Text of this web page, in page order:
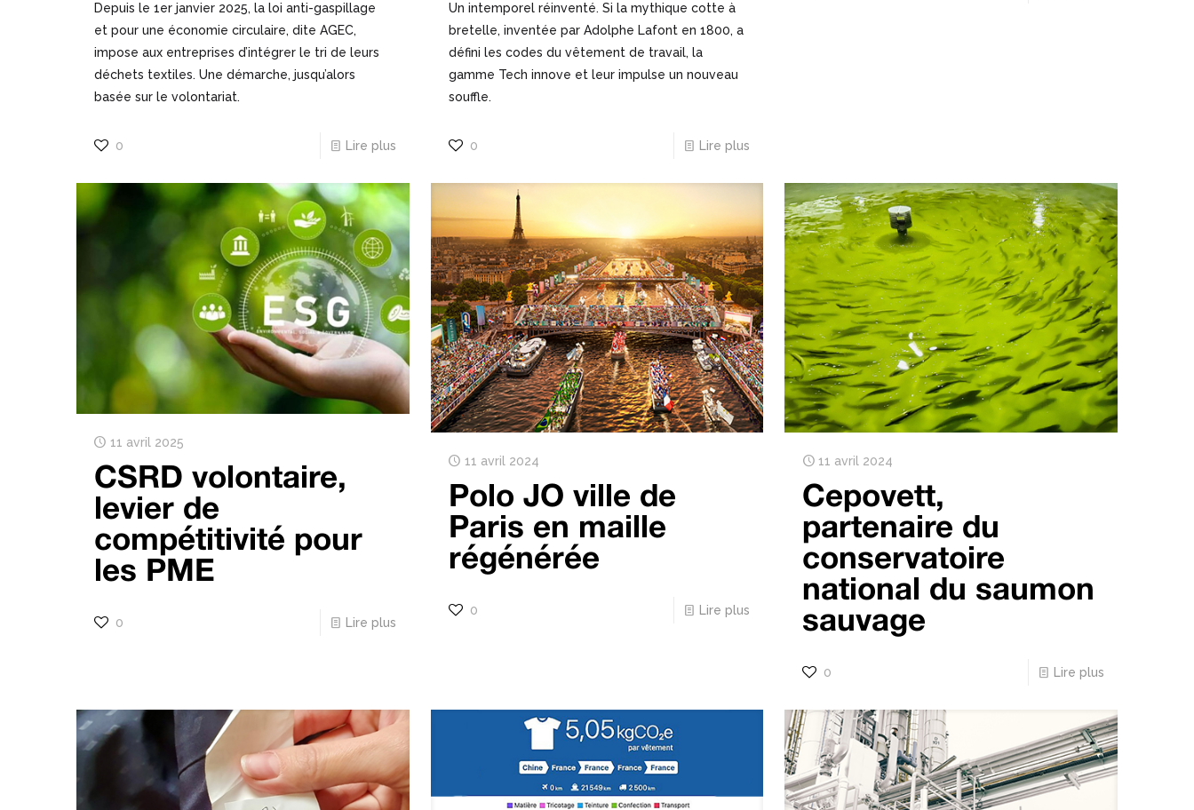
Depuis le 1er janvier 2025, la loi anti-gaspillage
et pour une économie circulaire, dite AGEC,
impose aux entreprises d’intégrer le tri de leurs
déchets textiles. Une démarche, jusqu’alors
basée sur le volontariat.
0 Lire plus
Un intemporel réinventé. Si la mythique cotte à
bretelle, inventée par Adolphe Lafont en 1800, a
défini les codes du vêtement de travail, la
gamme Tech innove et leur impulse un nouveau
souffle.
0 Lire plus
11 avril 2025
CSRD volontaire,
levier de
compétitivité pour
les PME
0 Lire plus
11 avril 2024
Polo JO ville de
Paris en maille
régénérée
0 Lire plus
11 avril 2024
Cepovett,
partenaire du
conservatoire
national du saumon
sauvage
0 Lire plus